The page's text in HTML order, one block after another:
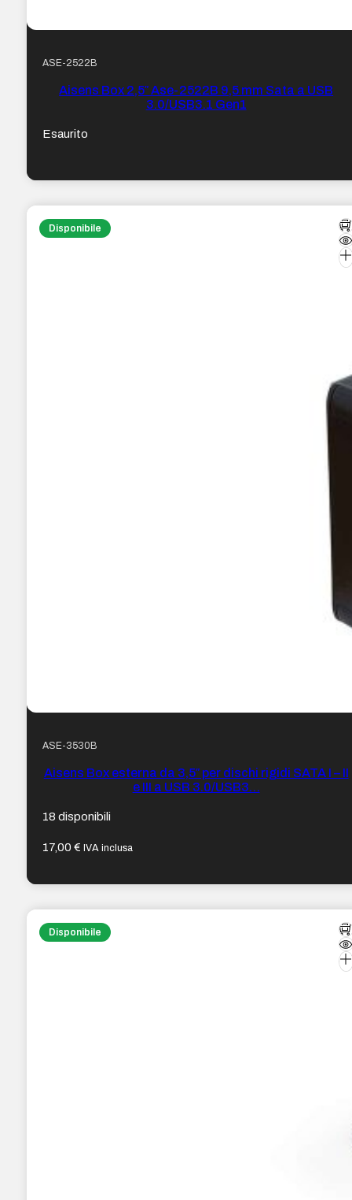
ASE-2522B
Aisens Box 2,5″ Ase-2522B 9,5 mm Sata a USB
3.0/USB3.1 Gen1
Esaurito
Disponibile
ASE-3530B
Aisens Box esterna da 3,5″ per dischi rigidi SATA I – II
e III a USB 3.0/USB3…
18 disponibili
17,00€ IVA inclusa
Disponibile